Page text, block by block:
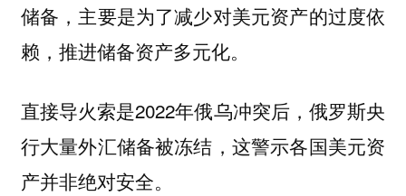
储备，主要是为了减少对美元资产的过度依
赖，推进储备资产多元化。
直接导火索是2022年俄乌冲突后，俄罗斯央
行大量外汇储备被冻结，这警示各国美元资
产并非绝对安全。